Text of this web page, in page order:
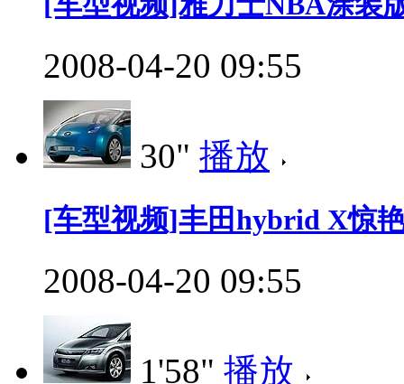
2008-04-20 09:55
30" 播放
[车型视频]丰田hybrid X惊
2008-04-20 09:55
1'58" 播放